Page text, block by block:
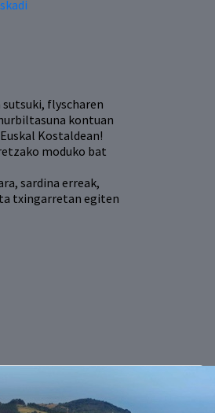
flyscharen
kontuan
Kostaldean!
moduko bat
sardina erreak,
txingarretan egiten